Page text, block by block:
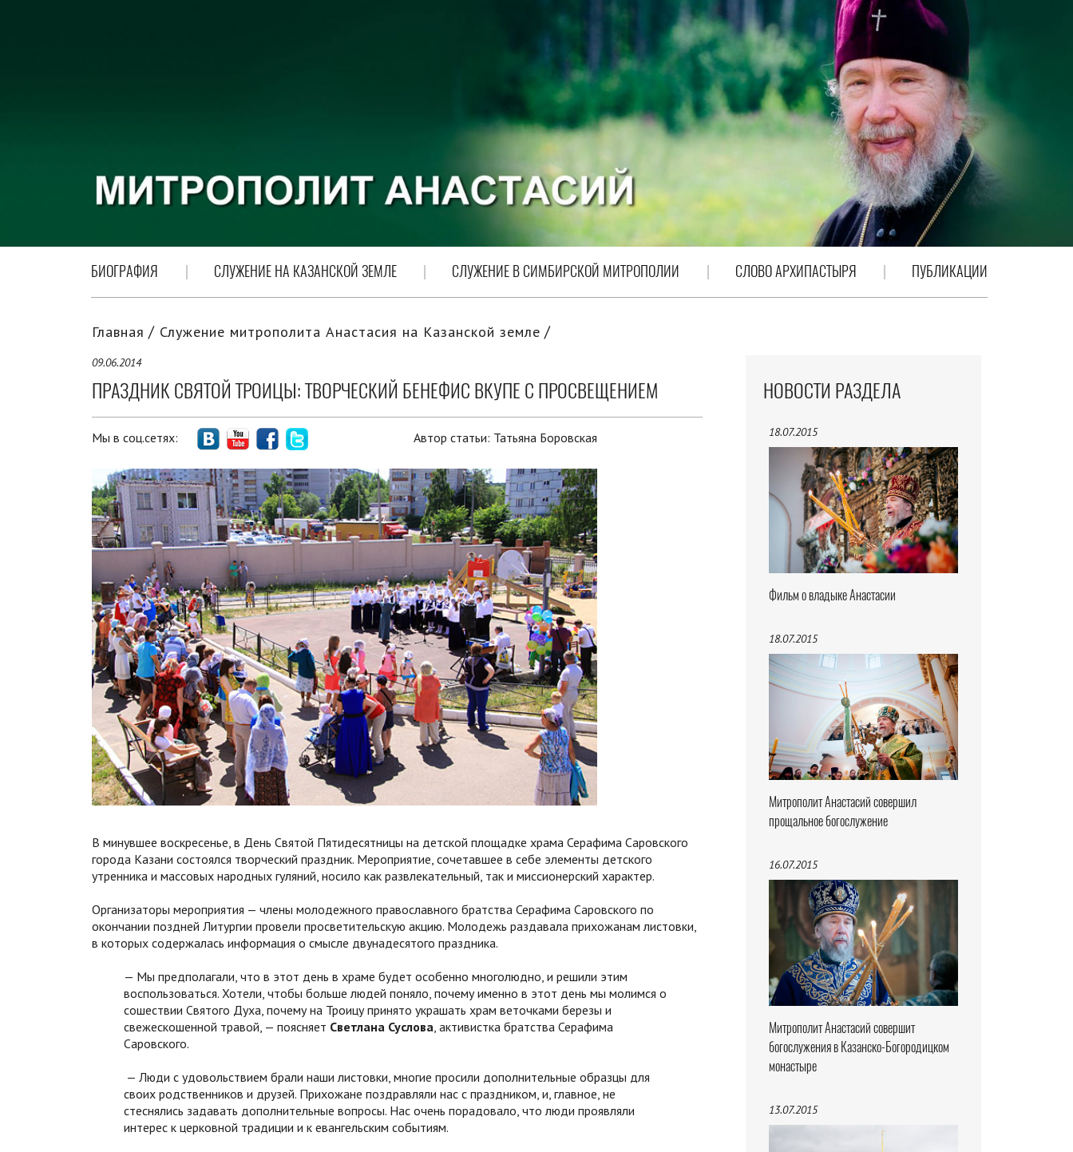
БИОГРАФИЯ СЛУЖЕНИЕ НА КАЗАНСКОЙ ЗЕМЛЕ СЛУЖЕНИЕ В СИМБИРСКОЙ МИТРОПОЛИИ СЛОВО АРХИПАСТЫРЯ ПУБЛИКАЦИИ
НОВОСТИ РАЗДЕЛА
18.07.2015
Фильм о владыке Анастасии
18.07.2015
Митрополит Анастасий совершил
прощальное богослужение
16.07.2015
Митрополит Анастасий совершит
богослужения в Казанско-Богородицком
монастыре
13.07.2015
Главная Служение митрополита Анастасия на Казанской земле
09.06.2014
ПРАЗДНИК СВЯТОЙ ТРОИЦЫ: ТВОРЧЕСКИЙ БЕНЕФИС ВКУПЕ С ПРОСВЕЩЕНИЕМ
Мы в соц.сетях: Автор статьи: Татьяна Боровская
В минувшее воскресенье, в День Святой Пятидесятницы на детской площадке храма Серафима Саровского
города Казани состоялся творческий праздник. Мероприятие, сочетавшее в себе элементы детского
утренника и массовых народных гуляний, носило как развлекательный, так и миссионерский характер.
Организаторы мероприятия — члены молодежного православного братства Серафима Саровского по
окончании поздней Литургии провели просветительскую акцию. Молодежь раздавала прихожанам листовки,
в которых содержалась информация о смысле двунадесятого праздника.
— Мы предполагали, что в этот день в храме будет особенно многолюдно, и решили этим
воспользоваться. Хотели, чтобы больше людей поняло, почему именно в этот день мы молимся о
сошествии Святого Духа, почему на Троицу принято украшать храм веточками березы и
свежескошенной травой, — поясняет Светлана Суслова, активистка братства Серафима
Саровского.
— Люди с удовольствием брали наши листовки, многие просили дополнительные образцы для
своих родственников и друзей. Прихожане поздравляли нас с праздником, и, главное, не
стеснялись задавать дополнительные вопросы. Нас очень порадовало, что люди проявляли
интерес к церковной традиции и к евангельским событиям.